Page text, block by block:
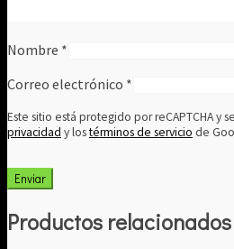
Nombre *
Correo electrónico *
Este sitio está protegido por reCAPTCHA y
privacidad y lostérminos de servicio de
Productos relacionados